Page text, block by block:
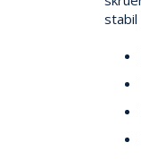
stabil